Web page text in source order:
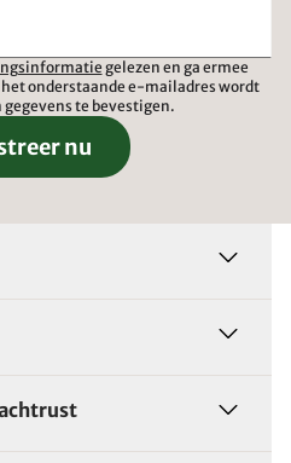
gelezen en ga ermee
onderstaande e-mailadres wordt
te bevestigen.
nu